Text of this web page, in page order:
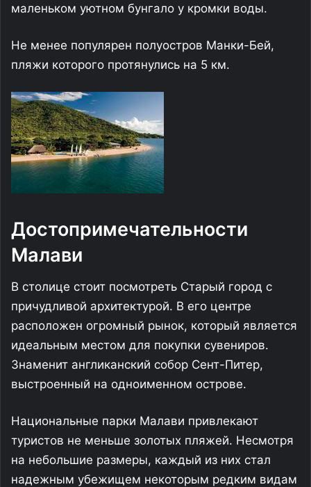
маленьком уютном бунгало у кромки воды.
Не менее популярен полуостров Манки-Бей,
пляжи которого протянулись на 5 км.
Достопримечательности
Малави
В столице стоит посмотреть Старый город с
причудливой архитектурой. В его центре
расположен огромный рынок, который является
идеальным местом для покупки сувениров.
Знаменит англиканский собор Сент-Питер,
выстроенный на одноименном острове.
Национальные парки Малави привлекают
туристов не меньше золотых пляжей. Несмотря
на небольшие размеры, каждый из них стал
надежным убежищем некоторым редким видам